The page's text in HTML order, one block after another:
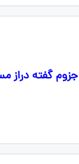
گفته دراز